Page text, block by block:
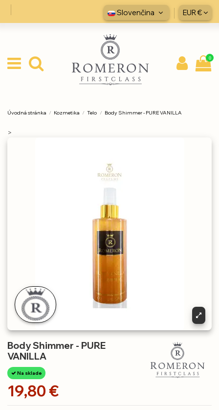
Slovenčina EUR €
0
Úvodná stránka Kozmetika Telo Body Shimmer - PURE VANILLA
>
Body Shimmer - PURE
VANILLA
Na sklade
19,80 €